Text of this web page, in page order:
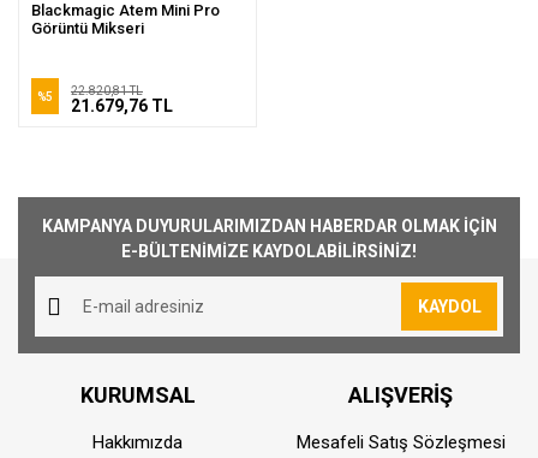
Blackmagic Atem Mini Pro
Görüntü Mikseri
%5 22.820,81 TL
21.679,76 TL
KAMPANYA DUYURULARIMIZDAN HABERDAR OLMAK İÇİN
E-BÜLTENİMİZE KAYDOLABİLİRSİNİZ!
KAYDOL
KURUMSAL
Hakkımızda
ALIŞVERİŞ
Mesafeli Satış Sözleşmesi